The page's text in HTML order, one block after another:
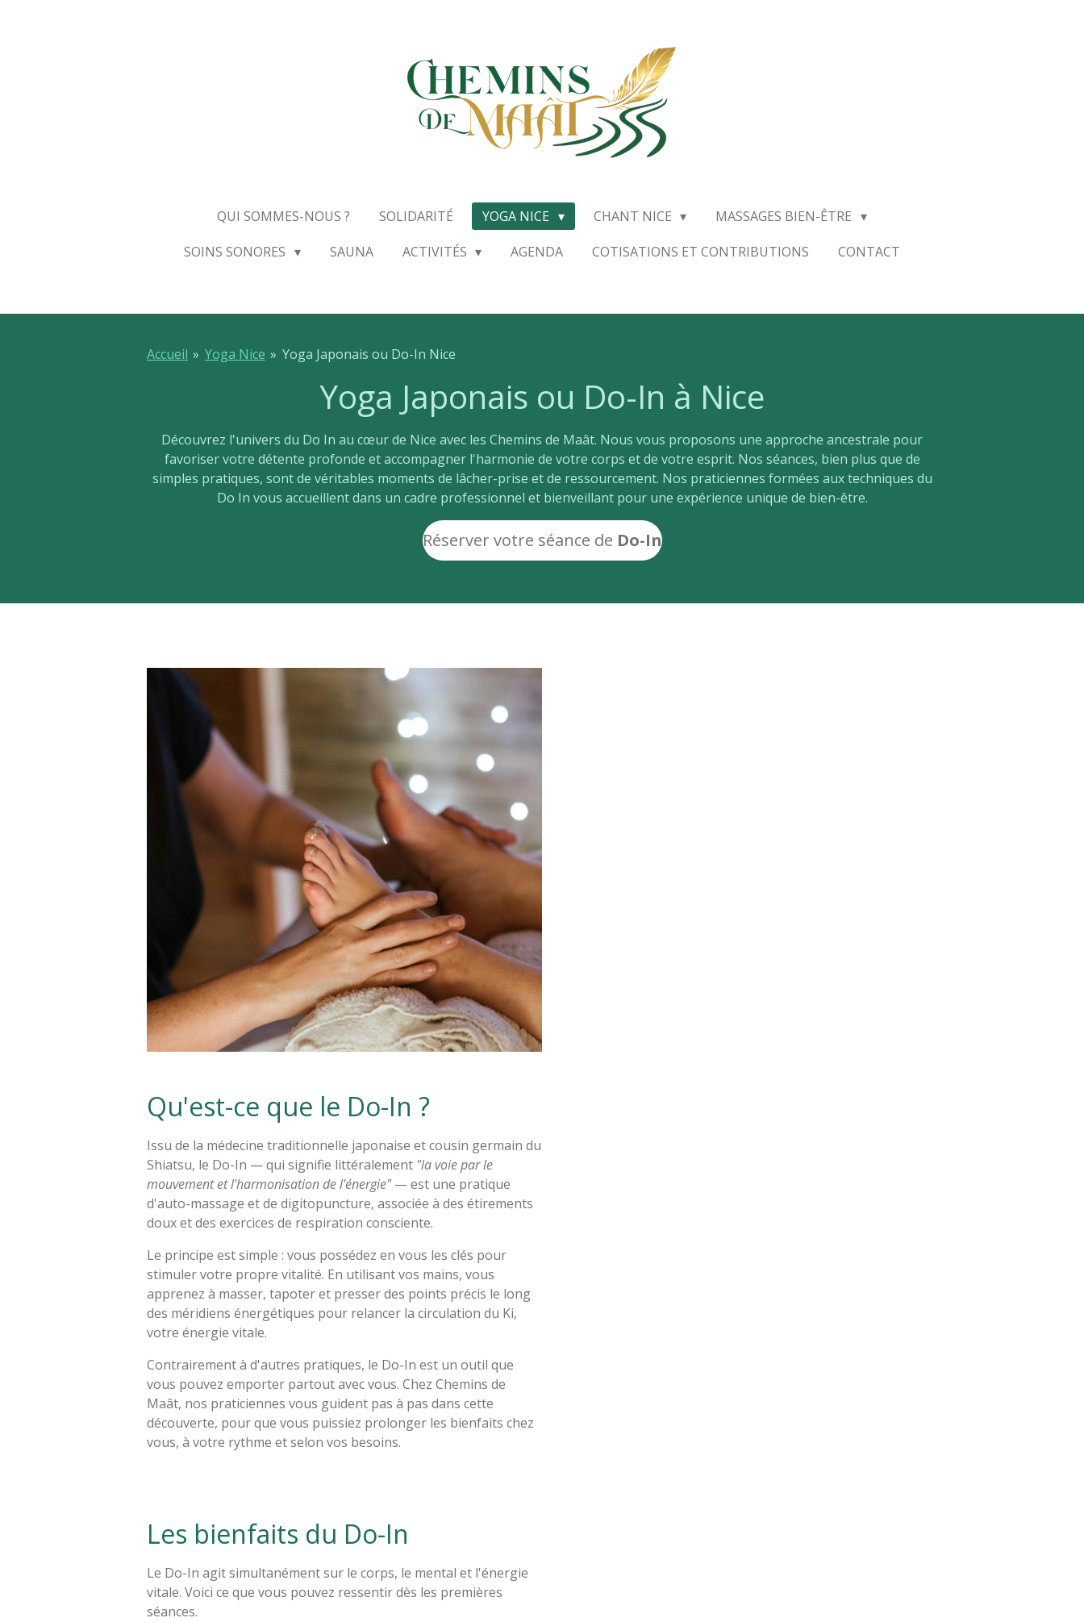
QUI SOMMES-NOUS ? SOLIDARITÉ YOGA NICE CHANT NICE
MASSAGES BIEN-ÊTRE
SOINS SONORES
SAUNA ACTIVITÉS AGENDA COTISATIONS ET CONTRIBUTIONS CONTACT
Accueil » Yoga Nice » Yoga Japonais ou Do-In Nice
Yoga Japonais ou Do-In à Nice
Découvrez l'univers du Do In au cœur de Nice avec les Chemins de Maât. Nous vous proposons une approche ancestrale pour
favoriser votre détente profonde et accompagner l'harmonie de votre corps et de votre esprit. Nos séances, bien plus que de
simples pratiques, sont de véritables moments de lâcher-prise et de ressourcement. Nos praticiennes formées aux techniques du
Do In vous accueillent dans un cadre professionnel et bienveillant pour une expérience unique de bien-être.
Réserver votre séance de Do-In
Qu'est-ce que le Do-In ?
Issu de la médecine traditionnelle japonaise et cousin germain du
Shiatsu, le Do-In — qui signifie littéralement "la voie par le
mouvement et l'harmonisation de l'énergie"— est une pratique
d'auto-massage et de digitopuncture, associée à des étirements
doux et des exercices de respiration consciente.
Le principe est simple : vous possédez en vous les clés pour
stimuler votre propre vitalité. En utilisant vos mains, vous
apprenez à masser, tapoter et presser des points précis le long
des méridiens énergétiques pour relancer la circulation du Ki,
votre énergie vitale.
Contrairement à d'autres pratiques, le Do-In est un outil que
vous pouvez emporter partout avec vous. Chez Chemins de
Maât, nos praticiennes vous guident pas à pas dans cette
découverte, pour que vous puissiez prolonger les bienfaits chez
vous, à votre rythme et selon vos besoins.
Les bienfaits du Do-In
Le Do-In agit simultanément sur le corps, le mental et l'énergie
vitale. Voici ce que vous pouvez ressentir dès les premières
séances.